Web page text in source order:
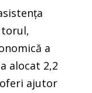
a
alocat 2,2
ajutor